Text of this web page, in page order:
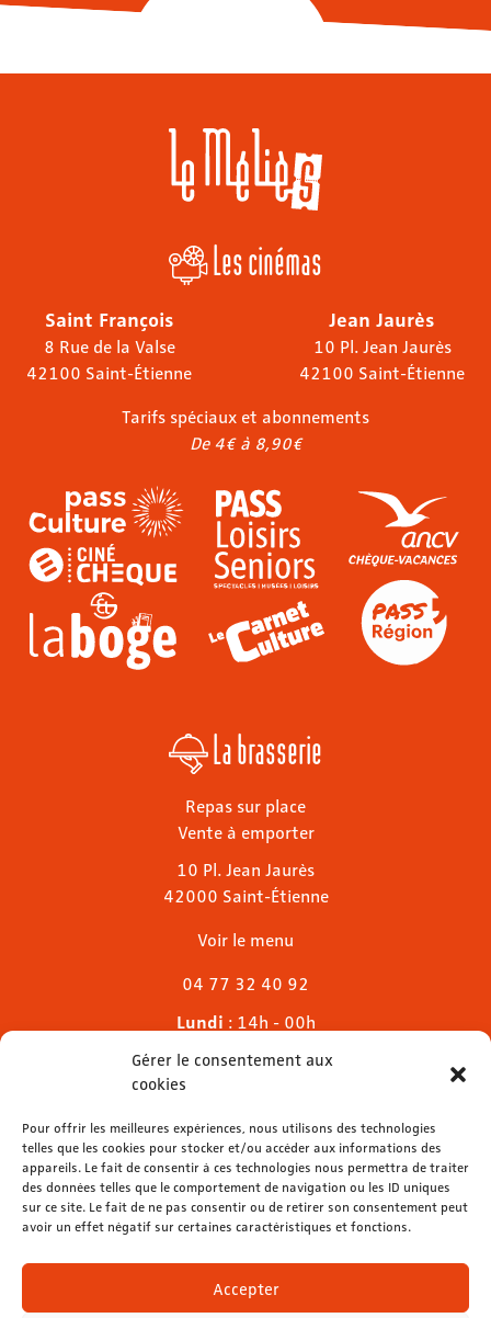
Gérer le consentement aux
cookies
Pour offrir les meilleures expériences, nous utilisons des technologies
telles que les cookies pour stocker et/ou accéder aux informations des
appareils. Le fait de consentir à ces technologies nous permettra de traiter
des données telles que le comportement de navigation ou les ID uniques
sur ce site. Le fait de ne pas consentir ou de retirer son consentement peut
avoir un effet négatif sur certaines caractéristiques et fonctions.
Accepter
Les cinémas
Saint François
8 Rue de la Valse
42100 Saint-Étienne
Jean Jaurès
10 Pl. Jean Jaurès
42100 Saint-Étienne
Tarifs spéciaux et abonnements
De 4€ à 8,90€
La brasserie
Repas sur place
Vente à emporter
10 Pl. Jean Jaurès
42000 Saint-Étienne
Voir le menu
04 77 32 40 92
Lundi : 14h - 00h
Mardi & mercredi
Jeudi
Dimanche: 11h - 00h
04 77 32 32 01